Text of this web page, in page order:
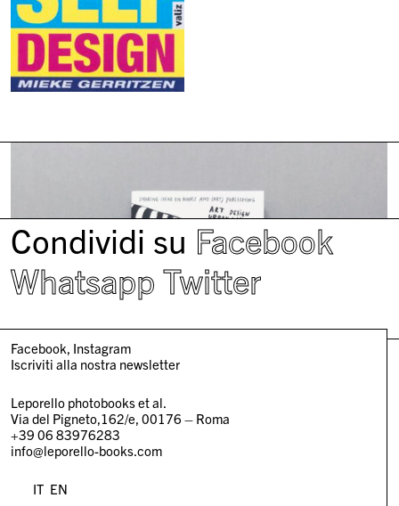
Condividi su Facebook
Whatsapp Twitter
Facebook Instagram
Iscriviti alla nostra newsletter
Leporello photobooks et al.
Via del Pigneto,162/e, 00176 – Roma
+39 06 83976283
info@leporello-books.com
IT EN